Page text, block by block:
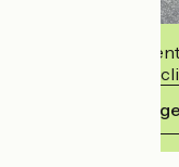
Cet
accueillir des
Voir ses